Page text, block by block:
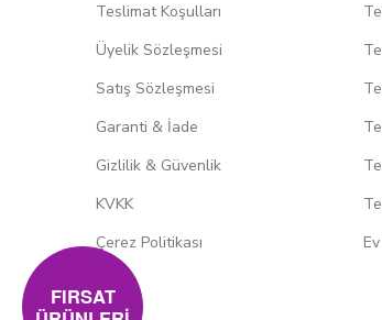
Teslimat Koşulları
Üyelik Sözleşmesi
Satış Sözleşmesi
Garanti & İade
Gizlilik & Güvenlik
KVKK
Çerez Politikası
FIRSAT